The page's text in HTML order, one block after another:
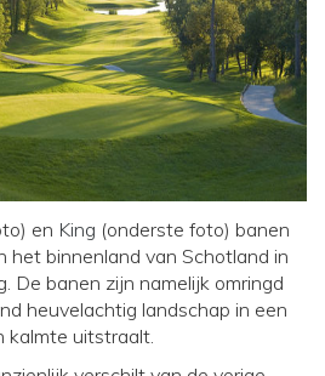
en King (onderste foto) banen
het binnenland van Schotland in
De banen zijn namelijk omringd
heuvelachtig landschap in een
kalmte uitstraalt.